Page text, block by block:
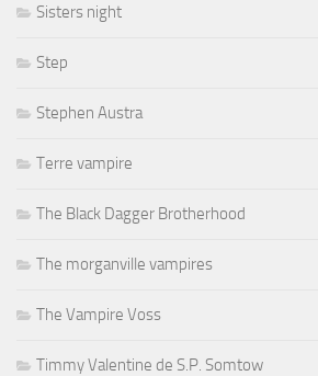
Sisters night
Step
Stephen Austra
Terre vampire
The Black Dagger Brotherhood
The morganville vampires
The Vampire Voss
Timmy Valentine de S.P. Somtow